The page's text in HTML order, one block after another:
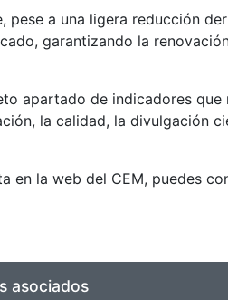
a una ligera reducción
garantizando la
apartado de indicadores
la calidad, la divulgación
en la web del CEM, puedes
asociados